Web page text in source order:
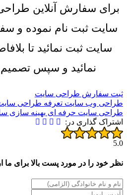
برای سفارش آنلاین
سایت ثبت نام نموده و
سایت ثبت نمائید تا
نمائید و سپس تصمیم
ثبت سفارش طراحی سایت
طراحی وب سایت تعرفه طراحی
طراحی سایت حرفه ای بهینه سازی
اشتراک گذاری در:
5.0
نظر خود را در مورد پست بالا برای ما